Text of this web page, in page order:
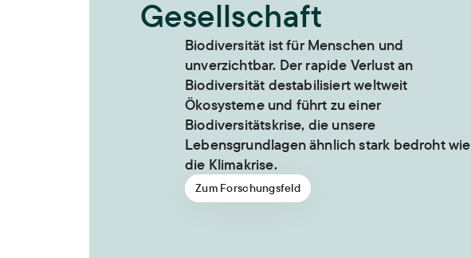
Gesellschaft
Biodiversität ist für Menschen und
unverzichtbar. Der rapide Verlust an
Biodiversität destabilisiert weltweit
Ökosysteme und führt zu einer
Biodiversitätskrise, die unsere
Lebensgrundlagen ähnlich stark bedroht wie
die Klimakrise.
Zum Forschungsfeld